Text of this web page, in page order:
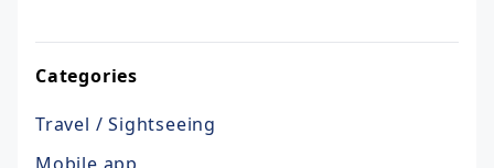
Categories
Travel / Sightseeing